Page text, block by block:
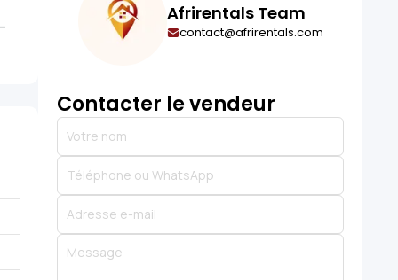
Afrirentals Team
contact@afrirentals.com
Contacter le vendeur